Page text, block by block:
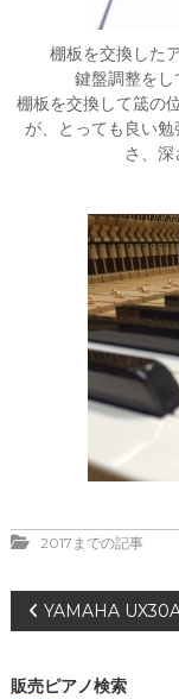
棚板を交換した
鍵盤調整をし
棚板を交換して筬の
が、とっても良い
さ、深
2017までの記事
投
稿
YAMAHA
販売ピアノ検索